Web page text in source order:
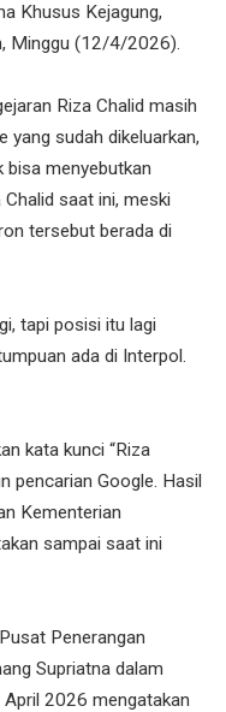
Khusus Kejagung,
Minggu (12/4/2026).
Riza Chalid masih
yang sudah dikeluarkan,
bisa menyebutkan
saat ini, meski
tersebut berada di
tapi posisi itu lagi
ada di Interpol.
kata kunci “Riza
pencarian Google. Hasil
Kementerian
sampai saat ini
Penerangan
Supriatna dalam
2026 mengatakan